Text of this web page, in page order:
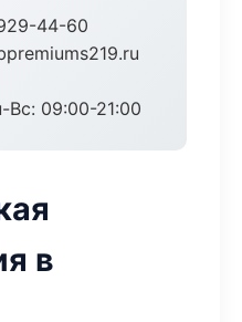
44-60
Вс: 09:00-21:00
в